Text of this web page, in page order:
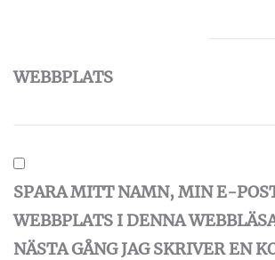
WEBBPLATS
SPARA MITT NAMN, MIN E-
WEBBPLATS I DENNA
NÄSTA GÅNG JAG SKRIVER EN